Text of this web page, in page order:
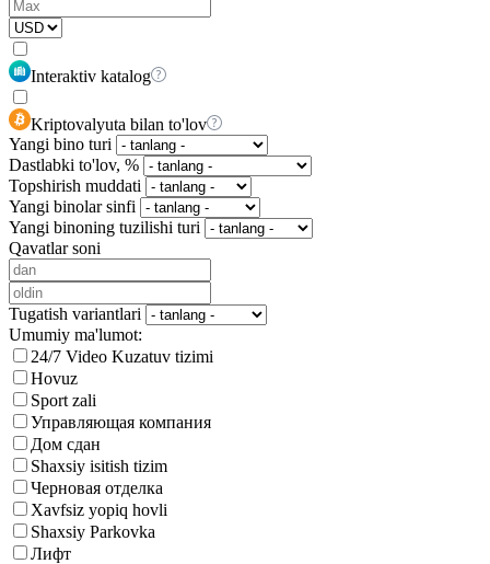
Interaktiv katalog
Kriptovalyuta bilan to'lov
Yangi bino turi
Dastlabki to'lov, %
Topshirish muddati
Yangi binolar sinfi
Yangi binoning tuzilishi turi
Qavatlar soni
Tugatish variantlari
Umumiy ma'lumot:
24/7 Video Kuzatuv tizimi
Hovuz
Sport zali
Управляющая компания
Дом сдан
Shaxsiy isitish tizim
Черновая отделка
Xavfsiz yopiq hovli
Shaxsiy Parkovka
Лифт